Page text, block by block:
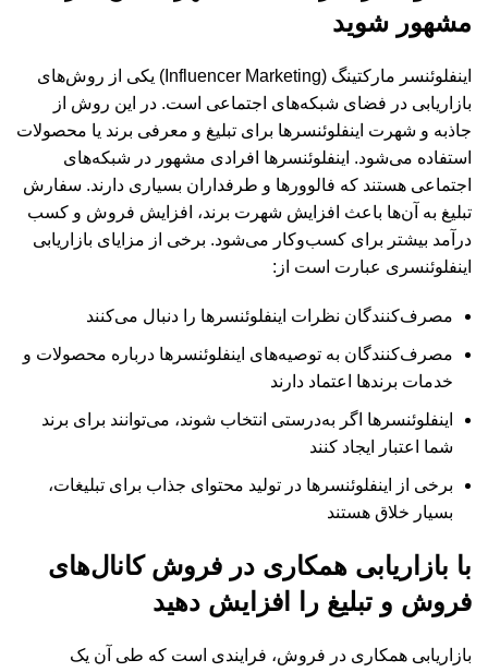
مشهور شوید
اینفلوئنسر مارکتینگ (Influencer Marketing) یکی از روش‌های
بازاریابی در فضای شبکه‌های اجتماعی است. در این روش از
جاذبه و شهرت اینفلوئنسرها برای تبلیغ و معرفی برند یا محصولات
استفاده می‌شود. اینفلوئنسرها افرادی مشهور در شبکه‌های
اجتماعی هستند که فالوورها و طرفداران بسیاری دارند. سفارش
تبلیغ به آن‌ها باعث افزایش شهرت برند، افزایش فروش و کسب
درآمد بیشتر برای کسب‌وکار می‌شود. برخی از مزایای بازاریابی
اینفلوئنسری عبارت است از:
مصرف‌کنندگان نظرات اینفلوئنسرها را دنبال می‌کنند
مصرف‌کنندگان به توصیه‌های اینفلوئنسرها درباره محصولات و
خدمات برندها اعتماد دارند
اینفلوئنسرها اگر به‌درستی انتخاب شوند، می‌توانند برای برند
شما اعتبار ایجاد کنند
برخی از اینفلوئنسرها در تولید محتوای جذاب برای تبلیغات،
بسیار خلاق هستند
با بازاریابی همکاری در فروش کانال‌های
فروش و تبلیغ را افزایش دهید
بازاریابی همکاری در فروش، فرایندی است که طی آن یک